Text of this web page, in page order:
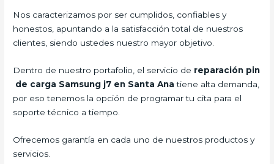
Nos caracterizamos por ser cumplidos, confiables y
honestos, apuntando a la satisfacción total de nuestros
clientes, siendo ustedes nuestro mayor objetivo.
Dentro de nuestro portafolio, el servicio de reparación pin
de carga Samsung j7 en Santa Ana tiene alta demanda,
por eso tenemos la opción de programar tu cita para el
soporte técnico a tiempo.
Ofrecemos garantía en cada uno de nuestros productos y
servicios.